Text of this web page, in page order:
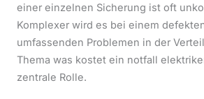
einer einzelnen Sicherung ist oft
Komplexer wird es bei einem
umfassenden Problemen in der
Thema was kostet ein notfall
zentrale Rolle.